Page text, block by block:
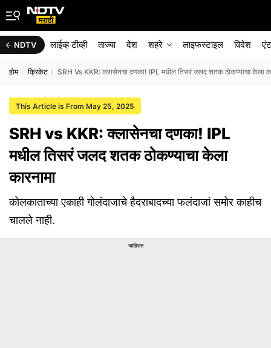
NDTV लाईव्ह टीव्ही ताज्या देश शहरे लाइफस्टाइल विदेश
होम क्रिकेट SRH Vs KKR: क्लासेनचा दणका! IPL मधील तिसरं जलद शतक ठोकण्याचा केला
This Article is From May 25, 2025
SRH vs KKR: क्लासेनचा दणका! IPL
मधील तिसरं जलद शतक ठोकण्याचा केला
कारनामा
कोलकाताच्या एकाही गोलंदाजाचे हैदराबादच्या फलंदाजां समोर काहीच
चालले नाही.
जाहिरात